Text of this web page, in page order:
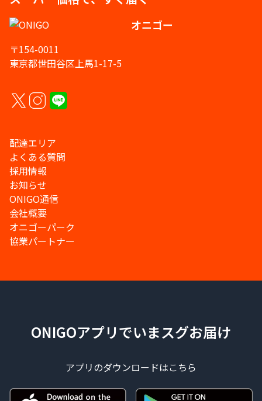
オニゴー
〒154-0011
東京都世田谷区上馬1-17-5
配達エリア
よくある質問
採用情報
お知らせ
ONIGO通信
会社概要
オニゴーパーク
協業パートナー
ONIGOアプリでいまスグお届け
アプリのダウンロードはこちら